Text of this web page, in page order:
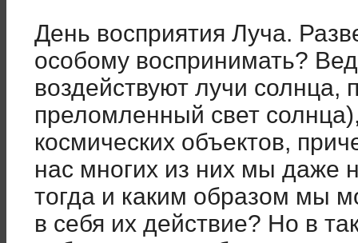
День восприятия Луча.
особому воспринимать?
воздействуют лучи солнца,
преломленный свет
космических объектов,
нас многих из них мы даже
тогда и каким образом мы
в себя их действие? Но в